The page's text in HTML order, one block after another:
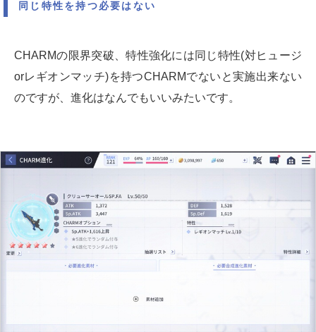
同じ特性を持つ必要はない
CHARMの限界突破、特性強化には同じ特性(対ヒュージ
orレギオンマッチ)を持つCHARMでないと実施出来ない
のですが、進化はなんでもいいみたいです。